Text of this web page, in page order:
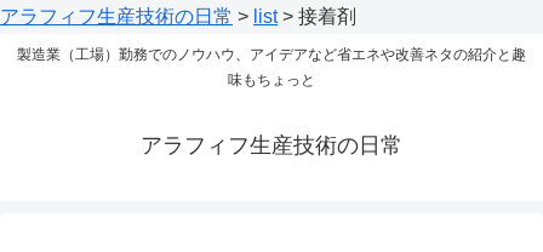
アラフィフ生産技術の日常 > list> 接着剤
製造業（工場）勤務でのノウハウ、アイデアなど省エネや改善ネタの紹介と趣
味もちょっと
アラフィフ生産技術の日常